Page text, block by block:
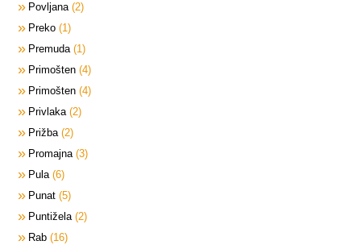
Povljana 2
Preko 1
Premuda 1
Primošten 4
Primošten 4
Privlaka 2
Prižba 2
Promajna 3
Pula 6
Punat 5
Puntižela 2
Rab 16